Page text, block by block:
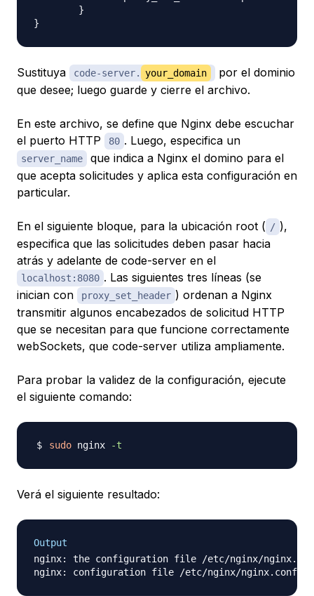
Sustituya code-server. your_domain
por el dominio
que desee; luego guarde y cierre el archivo.
En este archivo, se define que Nginx debe escuchar
el puerto HTTP
80 . Luego, especifica un
server_name
que indica a Nginx el domino para el
que acepta solicitudes y aplica esta configuración en
particular.
En el siguiente bloque, para la ubicación root ( / ),
especifica que las solicitudes deben pasar hacia
atrás y adelante de code-server en el
localhost:8080 . Las siguientes tres líneas (se
inician con
proxy_set_header ) ordenan a Nginx
transmitir algunos encabezados de solicitud HTTP
que se necesitan para que funcione correctamente
webSockets, que code-server utiliza ampliamente.
Para probar la validez de la configuración, ejecute
el siguiente comando:
sudo nginx -t
Verá el siguiente resultado:
Output
nginx: the configuration file /etc/nginx/